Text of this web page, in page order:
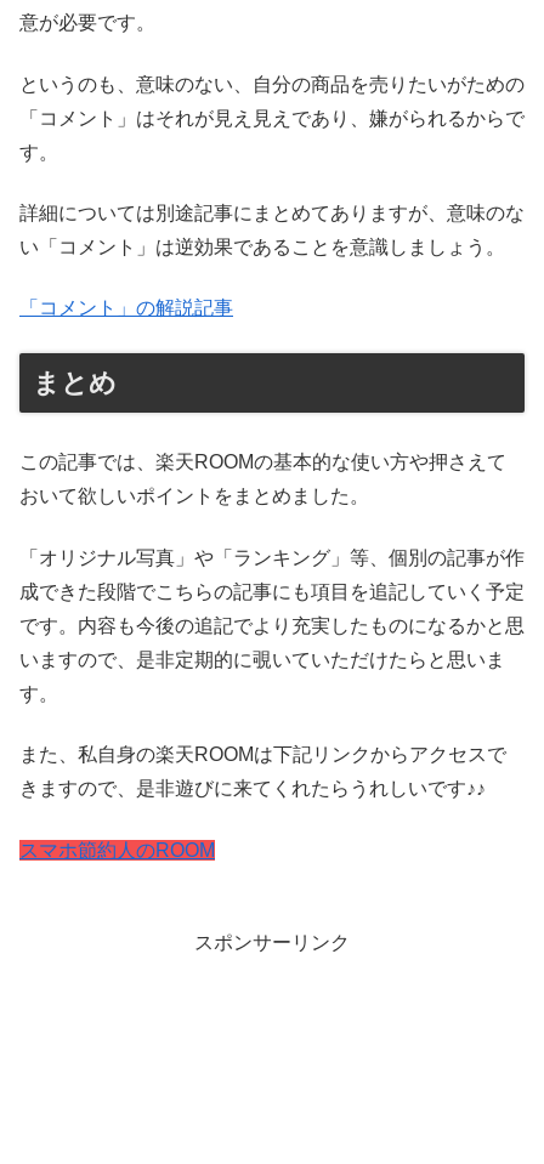
意が必要です。
というのも、意味のない、自分の商品を売りたいがための
「コメント」はそれが見え見えであり、嫌がられるからで
す。
詳細については別途記事にまとめてありますが、意味のな
い「コメント」は逆効果であることを意識しましょう。
「コメント」の解説記事
まとめ
この記事では、楽天ROOMの基本的な使い方や押さえて
おいて欲しいポイントをまとめました。
「オリジナル写真」や「ランキング」等、個別の記事が作
成できた段階でこちらの記事にも項目を追記していく予定
です。内容も今後の追記でより充実したものになるかと思
いますので、是非定期的に覗いていただけたらと思いま
す。
また、私自身の楽天ROOMは下記リンクからアクセスで
きますので、是非遊びに来てくれたらうれしいです♪♪
スマホ節約人のROOM
スポンサーリンク